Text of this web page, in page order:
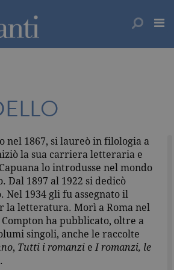
nel 1867, si laureò in filologia a
la sua carriera letteraria e
lo introdusse nel mondo
Dal 1897 al 1922 si dedicò
Nel 1934 gli fu assegnato il
la letteratura. Morì a Roma nel
ha pubblicato, oltre a
singoli, anche le raccolte
, Tutti i romanzi eI romanzi, le
.